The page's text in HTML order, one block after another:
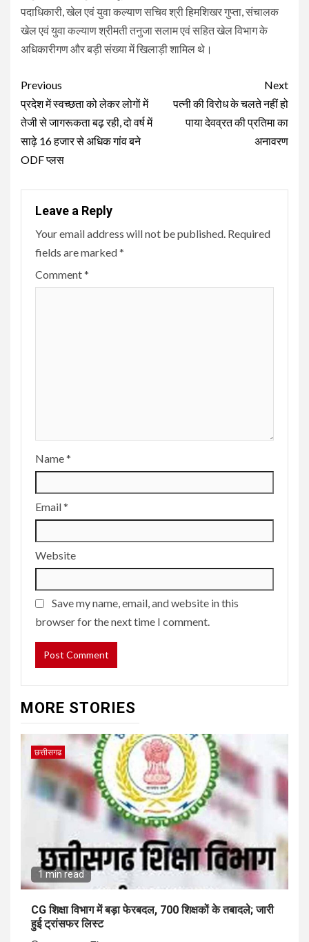
पदाधिकारी, खेल एवं युवा कल्याण सचिव श्री हिमशिखर गुप्ता, संचालक
खेल एवं युवा कल्याण श्रीमती तनुजा सलाम एवं सहित खेल विभाग के
अधिकारीगण और बड़ी संख्या में खिलाड़ी शामिल थे।
Continue
Reading
Previous
प्रदेश में स्वच्छता को लेकर लोगाें में
तेजी से जागरूकता बढ़ रही, दो वर्ष में
साढ़े 16 हजार से अधिक गांव बने
ODF प्लस
Next
पत्नी की विरोध के चलते नहीं हो
पाया देवव्रत की प्रतिमा का
अनावरण
Leave a Reply
Your email address will not be published. Required
fields are marked*
Comment*
Name*
Email*
Website
Save my name, email, and website in this
browser for the next time I comment.
MORE STORIES
छत्तीसगढ
1 min read
CG शिक्षा विभाग में बड़ा फेरबदल, 700 शिक्षकों के तबादले; जारी
हुई ट्रांसफर लिस्ट